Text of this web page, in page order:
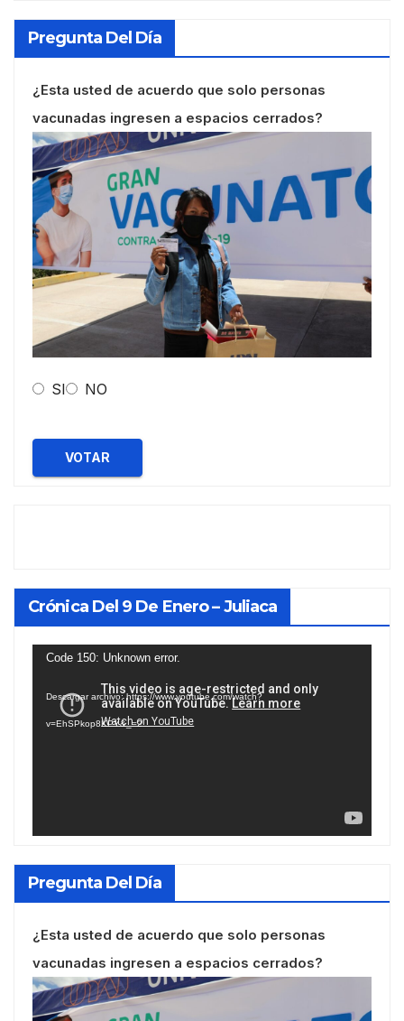
Pregunta Del Día
¿Esta usted de acuerdo que solo personas
vacunadas ingresen a espacios cerrados?
SI NO
VOTAR
Crónica Del 9 De Enero – Juliaca
Reproductor
vídeo
Code 150: Unknown error.
Descargar archivo: https://www.youtube.com/watch?
v=EhSPkop8KPY&_=2
Pregunta Del Día
¿Esta usted de acuerdo que solo personas
vacunadas ingresen a espacios cerrados?